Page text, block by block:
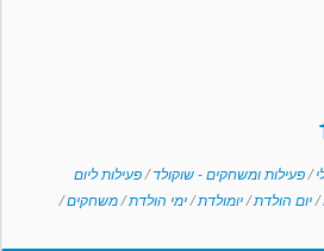
/פעילות ומשחקים - שוקולד/פעילות ליום
/יום הולדת/יומולדת/ימי הולדת/משחקים/